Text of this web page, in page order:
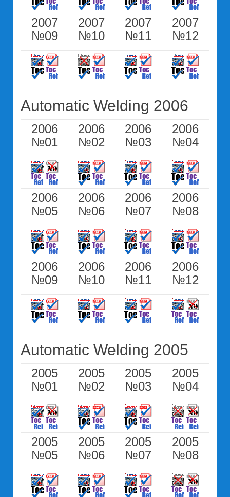
2007
№09
2007
№10
2007
№11
2007
№12
Automatic Welding 2006
2006
№01
2006
№02
2006
№03
2006
№04
2006
№05
2006
№06
2006
№07
2006
№08
2006
№09
2006
№10
2006
№11
2006
№12
Automatic Welding 2005
2005
№01
2005
№02
2005
№03
2005
№04
2005
№05
2005
№06
2005
№07
2005
№08